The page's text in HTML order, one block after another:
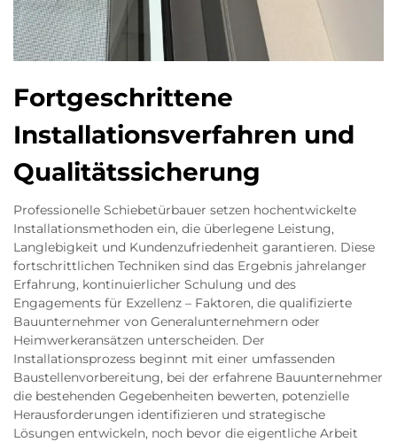
Fortgeschrittene
Installationsverfahren und
Qualitätssicherung
Professionelle Schiebetürbauer setzen hochentwickelte
Installationsmethoden ein, die überlegene Leistung,
Langlebigkeit und Kundenzufriedenheit garantieren. Diese
fortschrittlichen Techniken sind das Ergebnis jahrelanger
Erfahrung, kontinuierlicher Schulung und des
Engagements für Exzellenz – Faktoren, die qualifizierte
Bauunternehmer von Generalunternehmern oder
Heimwerkeransätzen unterscheiden. Der
Installationsprozess beginnt mit einer umfassenden
Baustellenvorbereitung, bei der erfahrene Bauunternehmer
die bestehenden Gegebenheiten bewerten, potenzielle
Herausforderungen identifizieren und strategische
Lösungen entwickeln, noch bevor die eigentliche Arbeit